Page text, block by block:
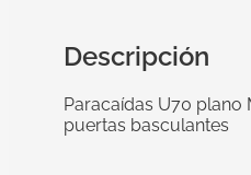
Descripción
Paracaídas U70 plano
puertas basculantes